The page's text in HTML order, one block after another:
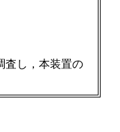
査し，本装置の